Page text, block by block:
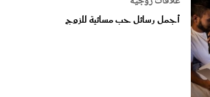
أجمل رسائل حب مسائية للزوج